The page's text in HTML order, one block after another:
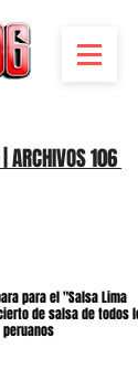
ARCHIVOS 106
para el "Salsa Lima
de salsa de todos los
peruanos